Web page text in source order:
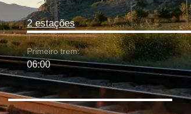
2 estações
Primeiro trem:
06:00